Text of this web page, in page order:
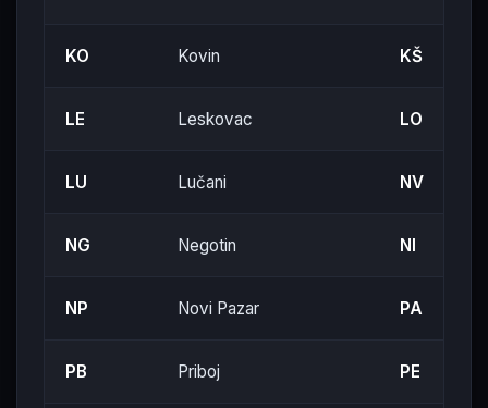
KO Kovin KŠ
LE Leskovac LO
LU Lučani NV
NG Negotin NI
NP Novi Pazar PA
PB Priboj PE